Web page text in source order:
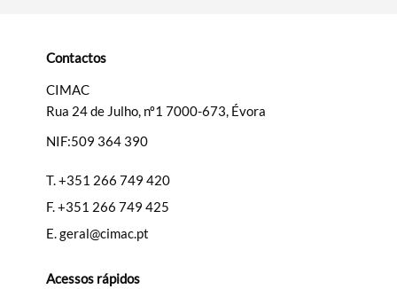
Contactos
CIMAC
Rua 24 de Julho, nº1 7000-673, Évora
NIF:509 364 390
T.+351 266 749 420
F.+351 266 749 425
E.geral@cimac.pt
Acessos rápidos